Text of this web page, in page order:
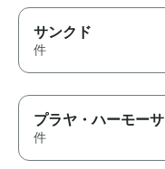
サンクド
件
プラヤ・ハーモーサ
件